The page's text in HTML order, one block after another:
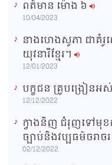
ពត៌មាន ម៉ោង​ ៦
10/04/2023
នាងហេងសូភា ជាគំរូ
យុវនារីខ្មែរ។
12/01/2023
បក្ខជន គ្រូបង្រៀនអ
12/12/2022
ក្វាងនិញ ជំរុញទៅមុខ
ច្បាប់និងវប្បធម៌ចរ
02/12/2022